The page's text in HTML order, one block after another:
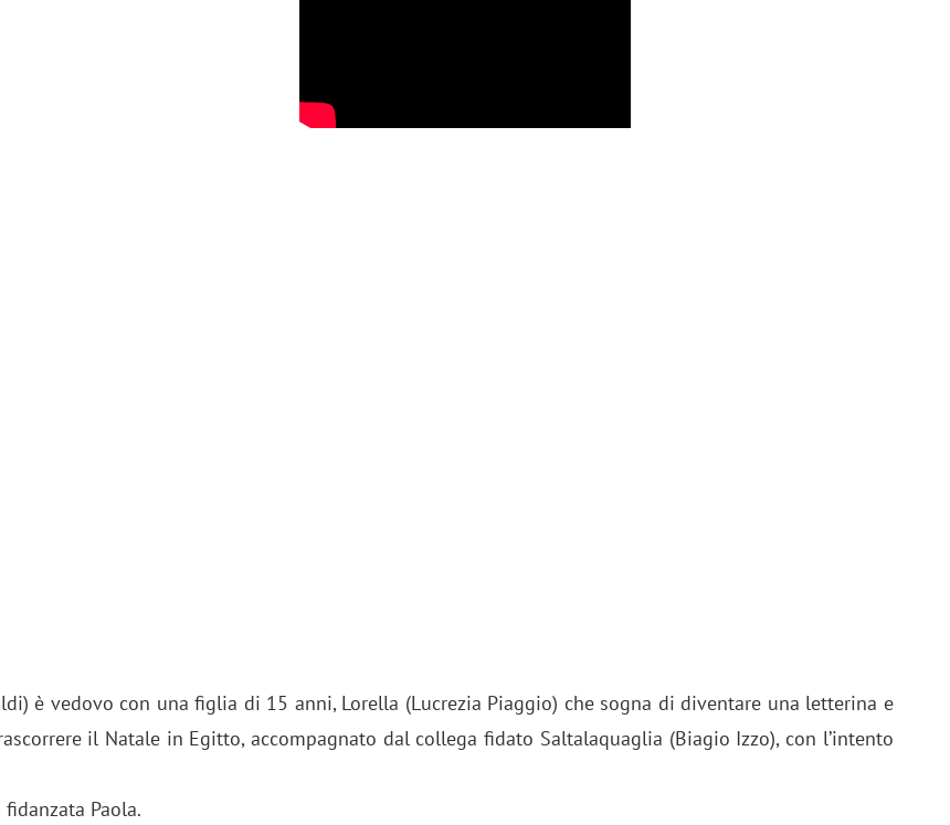
è vedovo con una figlia di 15 anni, Lorella (Lucrezia Piaggio) che sogna di diventare una letterina e
il Natale in Egitto, accompagnato dal collega fidato Saltalaquaglia (Biagio Izzo), con l’intento
Paola.